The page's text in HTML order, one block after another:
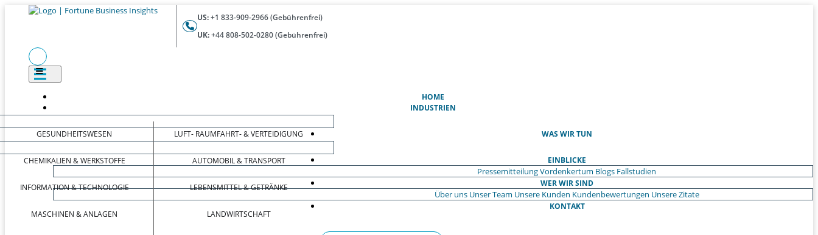
US:+1 833-909-2966 (Gebührenfrei)
UK:+44 808-502-0280 (Gebührenfrei)
HOME
INDUSTRIEN
GESUNDHEITSWESEN
CHEMIKALIEN & WERKSTOFFE
INFORMATION & TECHNOLOGIE
MASCHINEN & ANLAGEN
LUFT- RAUMFAHRT- & VERTEIDIGUNG
AUTOMOBIL & TRANSPORT
LEBENSMITTEL & GETRÄNKE
LANDWIRTSCHAFT
WAS WIR TUN
EINBLICKE
PressemitteilungVordenkertum Blogs Fallstudien
WER WIR SIND
Über uns Unser Team Unsere Kunden Kundenbewertungen Unsere Zitate
KONTAKT